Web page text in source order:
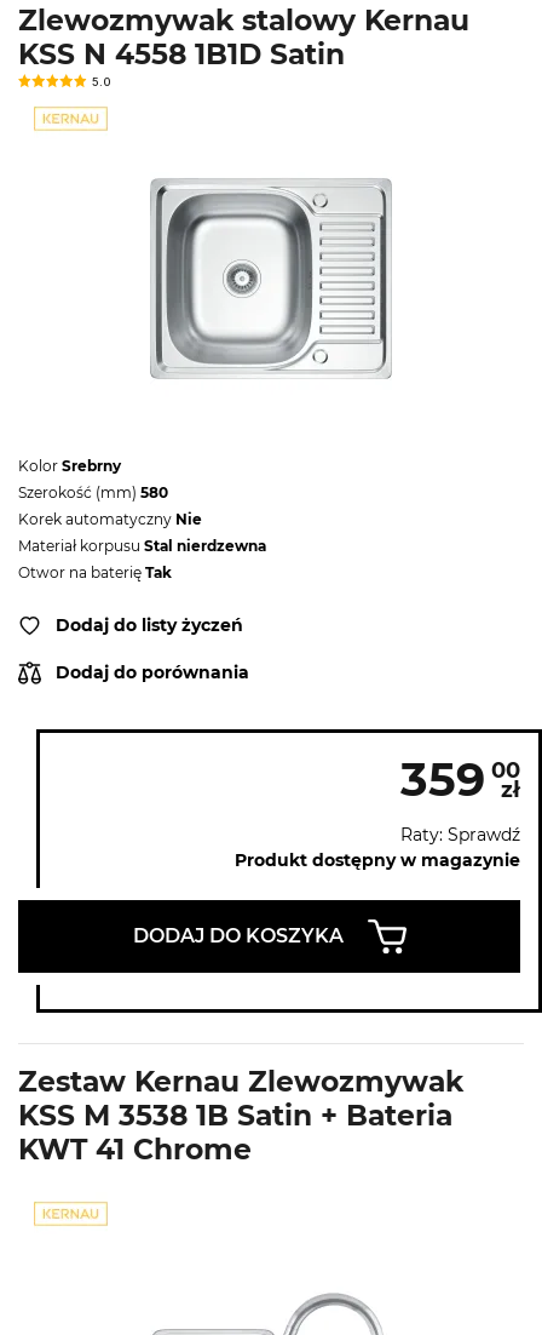
Zlewozmywak stalowy Kernau
KSS N 4558 1B1D Satin
5.0
Kolor Srebrny
Szerokość (mm) 580
Korek automatyczny Nie
Materiał korpusu Stal nierdzewna
Otwor na baterię Tak
Dodaj do listy życzeń
Dodaj do porównania
359 00
zł
Raty: Sprawdź
Produkt dostępny w magazynie
DODAJ DO KOSZYKA
Zestaw Kernau Zlewozmywak
KSS M 3538 1B Satin + Bateria
KWT 41 Chrome